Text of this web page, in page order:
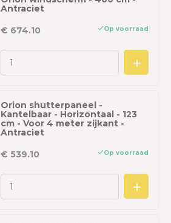
Antraciet
€ 674.10
Op voorraad
Orion shutterpaneel -
Kantelbaar - Horizontaal - 123
cm - Voor 4 meter zijkant -
Antraciet
€ 539.10
Op voorraad